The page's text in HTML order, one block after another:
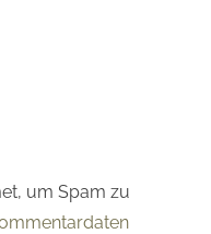
um Spam zu